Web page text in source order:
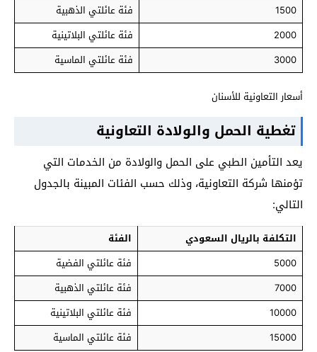
1500
فئة عائلتي الذهبية
2000
فئة عائلتي البلاتينية
3000
فئة عائلتي الماسية
أسعار التعاونية للأسنان
تغطية الحمل والولادة التعاونية
يعد التأمين الطبي على الحمل والولادة من الخدمات التي
تؤمنها شركة التعاونية، وذلك حسب الفئات المبينة بالجدول
التالي:
التكلفة بالريال السعودي
الفئة
5000
فئة عائلتي الفضية
7000
فئة عائلتي الذهبية
10000
فئة عائلتي البلاتينية
15000
فئة عائلتي الماسية